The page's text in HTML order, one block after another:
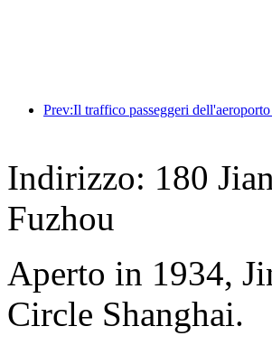
Indirizzo: 180
Fuzhou
Aperto in 1934,
Circle Shanghai.